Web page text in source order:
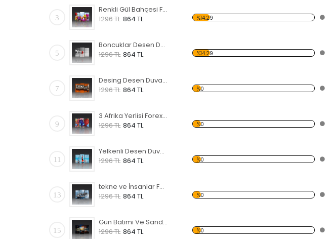
3
Renkli Gül Bahçesi Forex Tablo
1296 TL 864 TL %14.29
5
Boncuklar Desen Duvar Panosu
1296 TL 864 TL %14.29
7
Desing Desen Duvar Panosu
1296 TL 864 TL %0
9
3 Afrika Yerlisi Forex Tablo
1296 TL 864 TL %0
11
Yelkenli Desen Duvar Panosu
1296 TL 864 TL %0
13
tekne ve İnsanlar Forex Tablo
1296 TL 864 TL %0
15
Gün Batımı Ve Sandal Desen Duvar Panosu
1296 TL 864 TL %0